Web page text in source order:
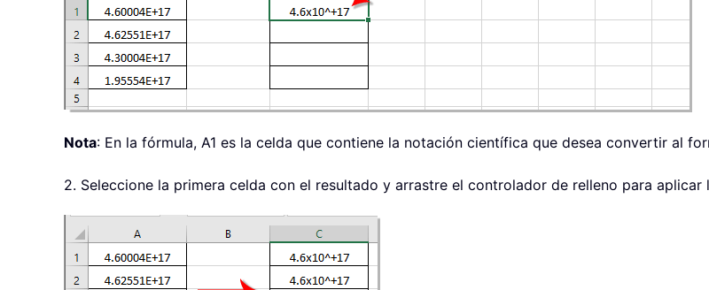
Nota: En la fórmula, A1 es la celda que contiene la notación científica que desea convertir al
2. Seleccione la primera celda con el resultado y arrastre el controlador de relleno para aplicar